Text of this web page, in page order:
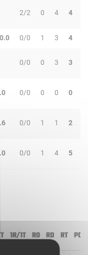
2/2 0 4 4
0/0 1 3 4
0/0 0 3 3
0/0 0 0 0
0/0 1 1 2
0/0 1 4 5
1R/1T RO RD RT PD